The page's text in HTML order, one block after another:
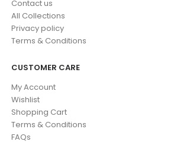
Contact us
All Collections
Privacy policy
Terms & Conditions
CUSTOMER CARE
My Account
Wishlist
Shopping Cart
Terms & Conditions
FAQs